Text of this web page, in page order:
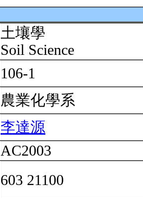
土壤學
Soil Science
106-1
農業化學系
李達源
AC2003
603 21100